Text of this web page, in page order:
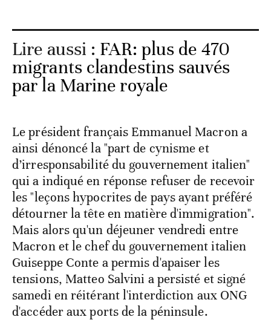
Lire aussi : FAR: plus de 470
migrants clandestins sauvés
par la Marine royale
Le président français Emmanuel Macron a
ainsi dénoncé la "part de cynisme et
d’irresponsabilité du gouvernement italien"
qui a indiqué en réponse refuser de recevoir
les "leçons hypocrites de pays ayant préféré
détourner la tête en matière d'immigration".
Mais alors qu'un déjeuner vendredi entre
Macron et le chef du gouvernement italien
Guiseppe Conte a permis d'apaiser les
tensions, Matteo Salvini a persisté et signé
samedi en réitérant l'interdiction aux ONG
d'accéder aux ports de la péninsule.